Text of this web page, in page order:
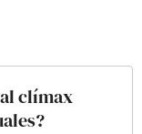
clímax